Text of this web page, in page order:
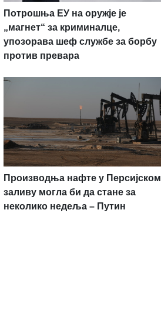
Потрошња ЕУ на оружје је
„магнет“ за криминалце,
упозорава шеф службе за борбу
против превара
Производња нафте у Персијском
заливу могла би да стане за
неколико недеља – Путин